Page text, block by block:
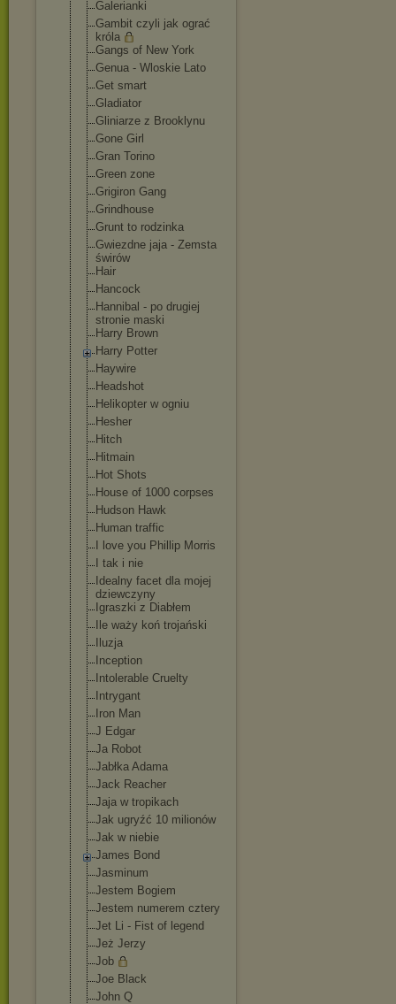
Galerianki
Gambit czyli jak ograć
króla
Gangs of New York
Genua - Wloskie Lato
Get smart
Gladiator
Gliniarze z Brooklynu
Gone Girl
Gran Torino
Green zone
Grigiron Gang
Grindhouse
Grunt to rodzinka
Gwiezdne jaja - Zemsta
świrów
Hair
Hancock
Hannibal - po drugiej
stronie maski
Harry Brown
Harry Potter
Haywire
Headshot
Helikopter w ogniu
Hesher
Hitch
Hitmain
Hot Shots
House of 1000 corpses
Hudson Hawk
Human traffic
I love you Phillip Morris
I tak i nie
Idealny facet dla mojej
dziewczyny
Igraszki z Diabłem
Ile waży koń trojański
Iluzja
Inception
Intolerable Cruelty
Intrygant
Iron Man
J Edgar
Ja Robot
Jabłka Adama
Jack Reacher
Jaja w tropikach
Jak ugryźć 10 milionów
Jak w niebie
James Bond
Jasminum
Jestem Bogiem
Jestem numerem cztery
Jet Li - Fist of legend
Jeż Jerzy
Job
Joe Black
John Q